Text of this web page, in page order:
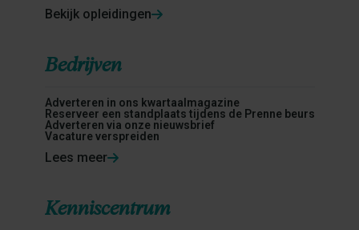
Bekijk opleidingen
Bedrijven
Adverteren in ons kwartaalmagazine
Reserveer een standplaats tijdens de Prenne beurs
Adverteren via onze nieuwsbrief
Vacature verspreiden
Lees meer
Kenniscentrum